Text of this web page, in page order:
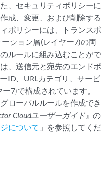
、セキュリティポリシーに
成、変更、および削除する
ポリシーには、トランスポ
ション層(レイヤー7)の両
ルールに組み込むことがで
、送信元と宛先のエンドポ
ID、URLカテゴリ、サービ
7)で構成されています。
ローバルルールを作成でき
Cloudユーザーガイド』の
について 」を参照してくだ